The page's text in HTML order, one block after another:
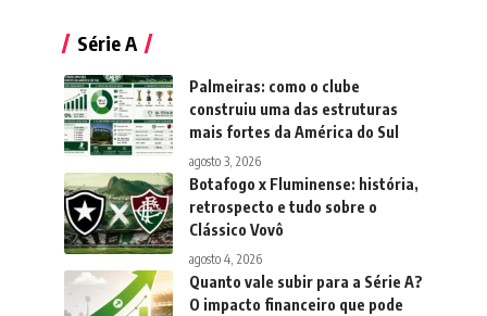
Série A
Palmeiras: como o clube
construiu uma das estruturas
mais fortes da América do Sul
agosto 3, 2026
Botafogo x Fluminense: história,
retrospecto e tudo sobre o
Clássico Vovô
agosto 4, 2026
Quanto vale subir para a Série A?
O impacto financeiro que pode